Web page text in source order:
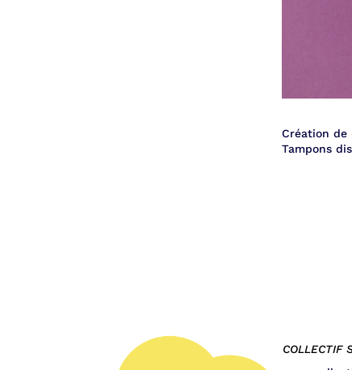
Création de
Tampons
COLLECTIF